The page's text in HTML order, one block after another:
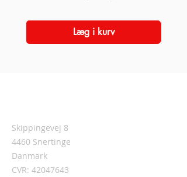
Læg i kurv
Skippingevej 8
4460 Snertinge
Danmark
CVR: 42047643